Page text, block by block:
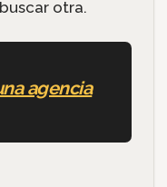
otra.
agencia